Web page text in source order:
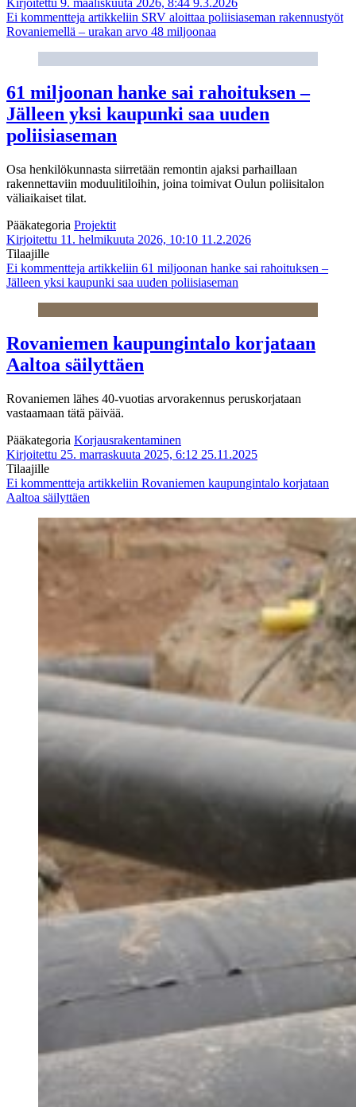
Kirjoitettu 9. maaliskuuta 2026, 8:44 9.3.2026
Ei kommentteja artikkeliin SRV aloittaa poliisiaseman rakennustyöt
Rovaniemellä – urakan arvo 48 miljoonaa
61 miljoonan hanke sai rahoituksen –
Jälleen yksi kaupunki saa uuden
poliisiaseman
Osa henkilökunnasta siirretään remontin ajaksi parhaillaan
rakennettaviin moduulitiloihin, joina toimivat Oulun poliisitalon
väliaikaiset tilat.
Pääkategoria Projektit
Kirjoitettu 11. helmikuuta 2026, 10:10 11.2.2026
Tilaajille
Ei kommentteja artikkeliin 61 miljoonan hanke sai rahoituksen –
Jälleen yksi kaupunki saa uuden poliisiaseman
Rovaniemen kaupungintalo korjataan
Aaltoa säilyttäen
Rovaniemen lähes 40-vuotias arvorakennus peruskorjataan
vastaamaan tätä päivää.
Pääkategoria Korjausrakentaminen
Kirjoitettu 25. marraskuuta 2025, 6:12 25.11.2025
Tilaajille
Ei kommentteja artikkeliin Rovaniemen kaupungintalo korjataan
Aaltoa säilyttäen